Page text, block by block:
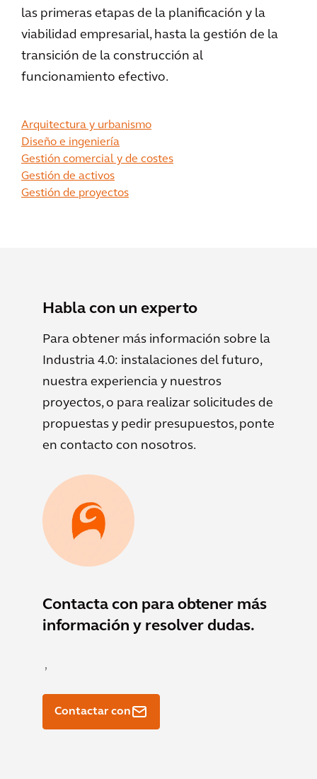
las primeras etapas de la planificación y la
viabilidad empresarial, hasta la gestión de la
transición de la construcción al
funcionamiento efectivo.
Arquitectura y urbanismo
Diseño e ingeniería
Gestión comercial y de costes
Gestión de activos
Gestión de proyectos
Habla con un experto
Para obtener más información sobre la
Industria 4.0: instalaciones del futuro,
nuestra experiencia y nuestros
proyectos, o para realizar solicitudes de
propuestas y pedir presupuestos, ponte
en contacto con nosotros.
Contacta con para obtener más
información y resolver dudas.
,
Contactar con